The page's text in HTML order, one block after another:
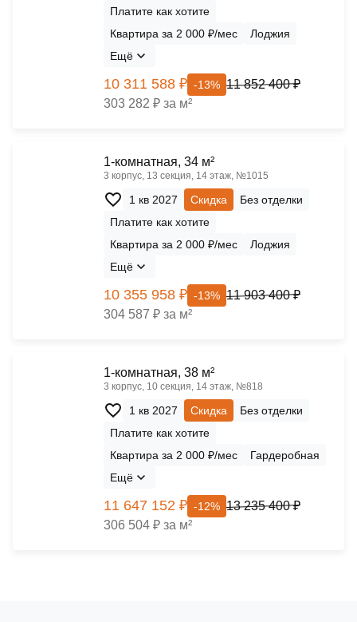
Платите как хотите
Квартира за 2 000 ₽/мес
Лоджия
Ещё
10 311 588 ₽ -13% 11 852 400 ₽
303 282 ₽ за м²
1-комнатная, 34 м²
3 корпус, 13 секция, 14 этаж, №1015
1 кв 2027 Скидка
Без отделки
Платите как хотите
Квартира за 2 000 ₽/мес
Лоджия
Ещё
10 355 958 ₽ -13% 11 903 400 ₽
304 587 ₽ за м²
1-комнатная, 38 м²
3 корпус, 10 секция, 14 этаж, №818
1 кв 2027 Скидка
Без отделки
Платите как хотите
Квартира за 2 000 ₽/мес
Гардеробная
Ещё
11 647 152 ₽ -12% 13 235 400 ₽
306 504 ₽ за м²